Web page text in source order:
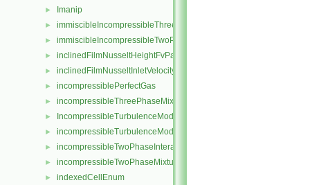
► Imanip
► immiscibleIncompressibleThreePhaseMixture
► immiscibleIncompressibleTwoPhaseMixture
► inclinedFilmNusseltHeightFvPatchScalarField
► inclinedFilmNusseltInletVelocityFvPatchVectorField
► incompressiblePerfectGas
► incompressibleThreePhaseMixture
► IncompressibleTurbulenceModel
► incompressibleTurbulenceModel
► incompressibleTwoPhaseInteractingMixture
► incompressibleTwoPhaseMixture
► indexedCellEnum